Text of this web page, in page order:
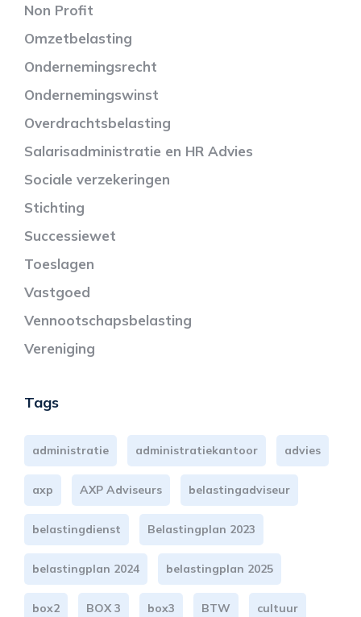
Non Profit
Omzetbelasting
Ondernemingsrecht
Ondernemingswinst
Overdrachtsbelasting
Salarisadministratie en HR Advies
Sociale verzekeringen
Stichting
Successiewet
Toeslagen
Vastgoed
Vennootschapsbelasting
Vereniging
Tags
administratie administratiekantoor advies
axp AXP Adviseurs belastingadviseur
belastingdienst Belastingplan 2023
belastingplan 2024 belastingplan 2025
box2 BOX 3 box3 BTW cultuur